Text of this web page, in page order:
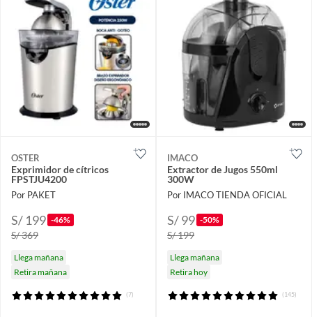
OSTER
Exprimidor de cítricos
FPSTJU4200
Por PAKET
S/ 199 -46%
S/ 369
Llega mañana
Retira mañana
(7)
IMACO
Extractor de Jugos 550ml
300W
Por IMACO TIENDA OFICIAL
S/ 99 -50%
S/ 199
Llega mañana
Retira hoy
(145)